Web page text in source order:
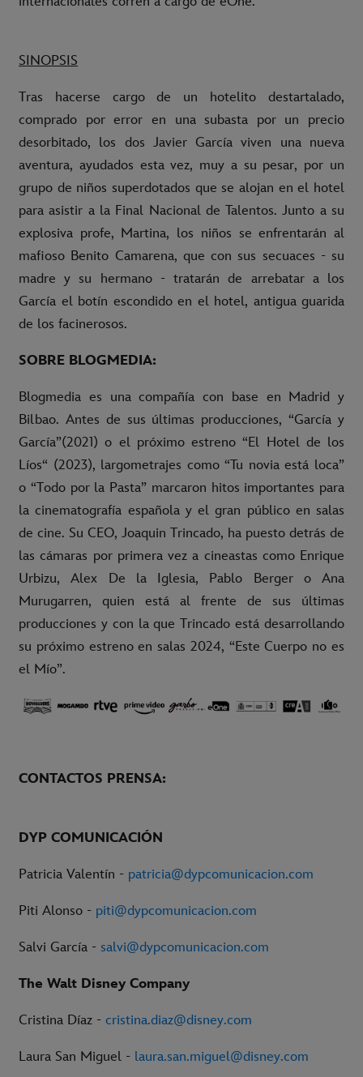
SINOPSIS
Tras hacerse cargo de un hotelito destartalado,
comprado por error en una subasta por un precio
desorbitado, los dos Javier García viven una nueva
aventura, ayudados esta vez, muy a su pesar, por un
grupo de niños superdotados que se alojan en el hotel
para asistir a la Final Nacional de Talentos. Junto a su
explosiva profe, Martina, los niños se enfrentarán al
mafioso Benito Camarena, que con sus secuaces - su
madre y su hermano - tratarán de arrebatar a los
García el botín escondido en el hotel, antigua guarida
de los facinerosos.
SOBRE BLOGMEDIA:
Blogmedia es una compañía con base en Madrid y
Bilbao. Antes de sus últimas producciones, “García y
García”(2021) o el próximo estreno “El Hotel de los
Líos“ (2023), largometrajes como “Tu novia está loca”
o “Todo por la Pasta” marcaron hitos importantes para
la cinematografía española y el gran público en salas
de cine. Su CEO, Joaquin Trincado, ha puesto detrás de
las cámaras por primera vez a cineastas como Enrique
Urbizu, Alex De la Iglesia, Pablo Berger o Ana
Murugarren, quien está al frente de sus últimas
producciones y con la que Trincado está desarrollando
su próximo estreno en salas 2024, “Este Cuerpo no es
el Mío”.
CONTACTOS PRENSA:
DYP COMUNICACIÓN
Patricia Valentín - patricia@dypcomunicacion.com
Piti Alonso - piti@dypcomunicacion.com
Salvi García - salvi@dypcomunicacion.com
The Walt Disney Company
Cristina Díaz - cristina.diaz@disney.com
Laura San Miguel - laura.san.miguel@disney.com